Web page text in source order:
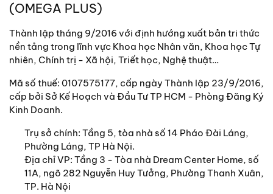
(OMEGA PLUS)
Thành lập tháng 9/2016 với định hướng xuất bản tri thức
nền tảng trong lĩnh vực Khoa học Nhân văn, Khoa học Tự
nhiên, Chính trị - Xã hội, Triết học, Nghệ thuật…
Mã số thuế: 0107575177, cấp ngày Thành lập 23/9/2016,
cấp bởi Sở Kế Hoạch và Đầu Tư TP HCM - Phòng Đăng Ký
Kinh Doanh.
Trụ sở chính: Tầng 5, tòa nhà số 14 Pháo Đài Láng,
Phường Láng, TP Hà Nội.
Địa chỉ VP: Tầng 3 - Tòa nhà Dream Center Home, số
11A, ngõ 282 Nguyễn Huy Tưởng, Phường Thanh Xuân,
TP. Hà Nội